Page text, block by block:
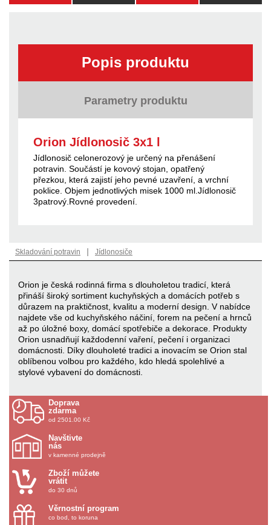
Popis produktu
Parametry produktu
Orion Jídlonosič 3x1 l
Jídlonosič celonerozový je určený na přenášení
potravin. Součástí je kovový stojan, opatřený
přezkou, která zajistí jeho pevné uzavření, a vrchní
poklice. Objem jednotlivých misek 1000 ml.Jídlonosič
3patrový.Rovné provedení.
Skladování potravin | Jídlonosiče
Orion je česká rodinná firma s dlouholetou tradicí, která
přináší široký sortiment kuchyňských a domácích potřeb s
důrazem na praktičnost, kvalitu a moderní design. V nabídce
najdete vše od kuchyňského náčiní, forem na pečení a hrnců
až po úložné boxy, domácí spotřebiče a dekorace. Produkty
Orion usnadňují každodenní vaření, pečení i organizaci
domácnosti. Díky dlouholeté tradici a inovacím se Orion stal
oblíbenou volbou pro každého, kdo hledá spolehlivé a
stylové vybavení do domácnosti.
Doprava
zdarma
od 2501.00 Kč
Navštivte
nás
v kamenné prodejně
Zboží můžete
vrátit
do 30 dnů
Věrnostní program
co bod, to koruna